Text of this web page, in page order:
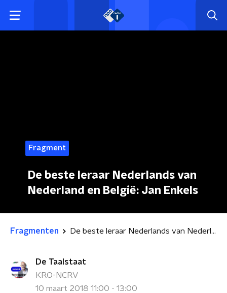
Fragment
De beste leraar Nederlands van
Nederland en België: Jan Enkels
Fragmenten De beste leraar Nederlands van Nederland en België: Jan Enkels
De Taalstaat
KRO-NCRV
10 maart 2018 11:00 - 13:00